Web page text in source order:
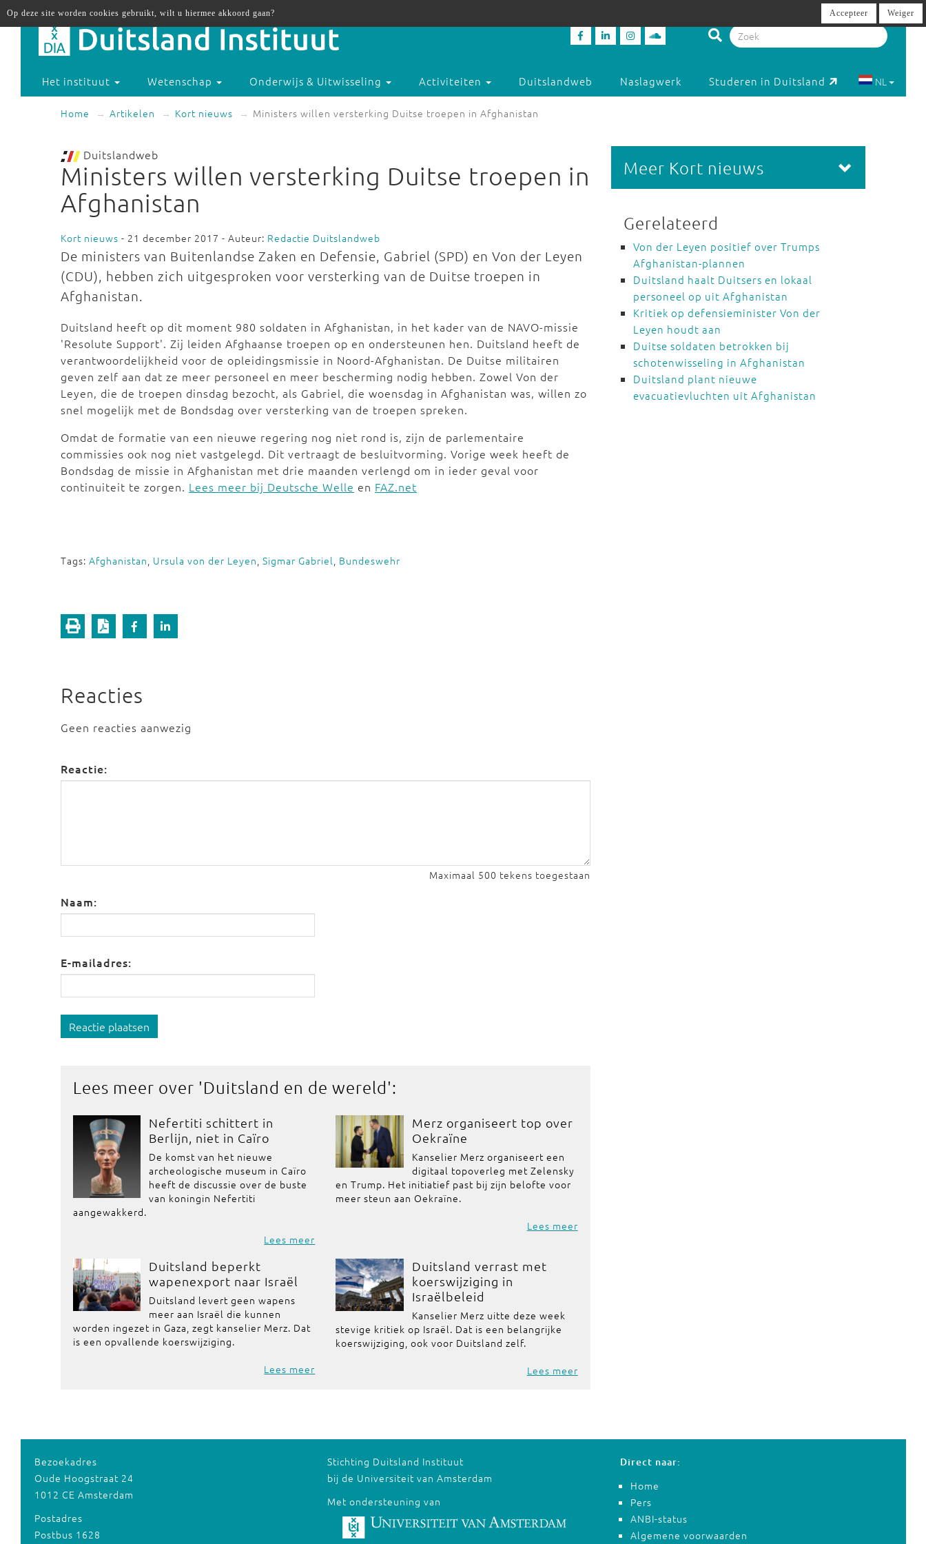
Het instituut Wetenschap Onderwijs & Uitwisseling Activiteiten Duitslandweb Naslagwerk Studeren in Duitsland NL
Home Artikelen Kort nieuws Ministers willen versterking Duitse troepen in Afghanistan
Duitslandweb
Ministers willen versterking Duitse troepen in
Afghanistan
Kort nieuws - 21 december 2017 - Auteur: Redactie Duitslandweb
De ministers van Buitenlandse Zaken en Defensie, Gabriel (SPD) en Von der Leyen
(CDU), hebben zich uitgesproken voor versterking van de Duitse troepen in
Afghanistan.
Duitsland heeft op dit moment 980 soldaten in Afghanistan, in het kader van de NAVO-missie
'Resolute Support'. Zij leiden Afghaanse troepen op en ondersteunen hen. Duitsland heeft de
verantwoordelijkheid voor de opleidingsmissie in Noord-Afghanistan. De Duitse militairen
geven zelf aan dat ze meer personeel en meer bescherming nodig hebben. Zowel Von der
Leyen, die de troepen dinsdag bezocht, als Gabriel, die woensdag in Afghanistan was, willen zo
snel mogelijk met de Bondsdag over versterking van de troepen spreken.
Omdat de formatie van een nieuwe regering nog niet rond is, zijn de parlementaire
commissies ook nog niet vastgelegd. Dit vertraagt de besluitvorming. Vorige week heeft de
Bondsdag de missie in Afghanistan met drie maanden verlengd om in ieder geval voor
continuiteit te zorgen. Lees meer bij Deutsche Welle en FAZ.net
Tags: Afghanistan, Ursula von der Leyen, Sigmar Gabriel, Bundeswehr
Reacties
Geen reacties aanwezig
Reactie:
Maximaal 500 tekens toegestaan
Naam:
E-mailadres:
Reactie plaatsen
Lees meer over 'Duitsland en de wereld':
Nefertiti schittert in
Berlijn, niet in Caïro
De komst van het nieuwe
archeologische museum in Caïro
heeft de discussie over de buste
van koningin Nefertiti
aangewakkerd.
Lees meer
Merz organiseert top over
Oekraïne
Kanselier Merz organiseert een
digitaal topoverleg met Zelensky
en Trump. Het initiatief past bij zijn belofte voor
meer steun aan Oekraïne.
Lees meer
Duitsland beperkt
wapenexport naar Israël
Duitsland levert geen wapens
meer aan Israël die kunnen
worden ingezet in Gaza, zegt kanselier Merz. Dat
is een opvallende koerswijziging.
Lees meer
Duitsland verrast met
koerswijziging in
Israëlbeleid
Kanselier Merz uitte deze week
stevige kritiek op Israël. Dat is een belangrijke
koerswijziging, ook voor Duitsland zelf.
Lees meer
Meer Kort nieuws
Gerelateerd
Von der Leyen positief over Trumps
Afghanistan-plannen
Duitsland haalt Duitsers en lokaal
personeel op uit Afghanistan
Kritiek op defensieminister Von der
Leyen houdt aan
Duitse soldaten betrokken bij
schotenwisseling in Afghanistan
Duitsland plant nieuwe
evacuatievluchten uit Afghanistan
Bezoekadres
Oude Hoogstraat 24
1012 CE Amsterdam
Postadres
Postbus 1628
Stichting Duitsland Instituut
bij de Universiteit van Amsterdam
Met ondersteuning van
Direct naar:
Home
Pers
ANBI-status
Algemene voorwaarden
Op deze site worden cookies gebruikt, wilt u hiermee akkoord gaan? Accepteer Weiger